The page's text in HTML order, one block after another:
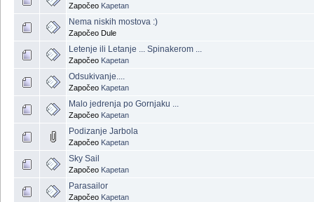
Započeo Kapetan
Nema niskih mostova :)
Započeo Dule
Letenje ili Letanje ... Spinakerom ...
Započeo Kapetan
Odsukivanje....
Započeo Kapetan
Malo jedrenja po Gornjaku ...
Započeo Kapetan
Podizanje Jarbola
Započeo Kapetan
Sky Sail
Započeo Kapetan
Parasailor
Započeo Kapetan